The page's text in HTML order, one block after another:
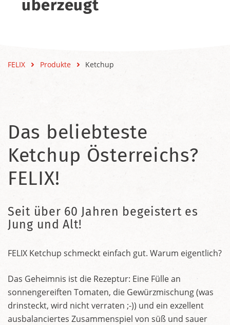
überzeugt
FELIX Produkte Ketchup
Das beliebteste
Ketchup Österreichs?
FELIX!
Seit über 60 Jahren begeistert es
Jung und Alt!
FELIX Ketchup schmeckt einfach gut. Warum eigentlich?
Das Geheimnis ist die Rezeptur: Eine Fülle an
sonnengereiften Tomaten, die Gewürzmischung (was
drinsteckt, wird nicht verraten ;-)) und ein exzellent
ausbalanciertes Zusammenspiel von süß und sauer